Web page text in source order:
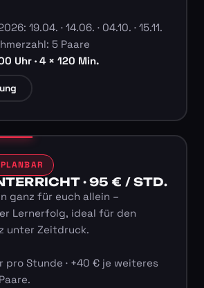
19.04. · 14.06. · 04.10. · 15.11.
5 Paare
Uhr · 4 × 120 Min.
· 95 € / STD.
ganz für euch allein –
Lernerfolg, ideal für den
unter Zeitdruck.
pro Stunde · +40 € je weiteres